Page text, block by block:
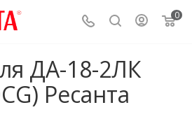
0
ДА-18-2ЛК
Ресанта